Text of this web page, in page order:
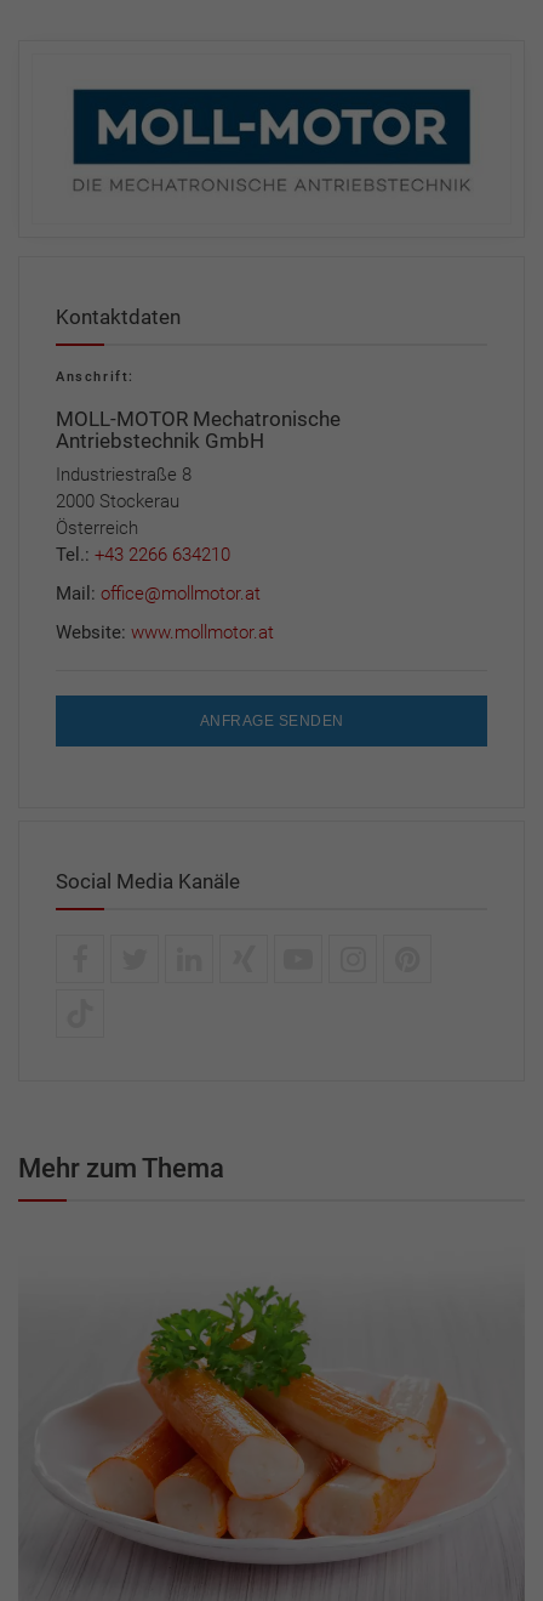
Kontaktdaten
Anschrift:
MOLL-MOTOR Mechatronische
Antriebstechnik GmbH
Industriestraße 8
2000 Stockerau
Österreich
Tel.: +43 2266 634210
Mail: office@mollmotor.at
Website: www.mollmotor.at
ANFRAGE SENDEN
Social Media Kanäle
Mehr zum Thema